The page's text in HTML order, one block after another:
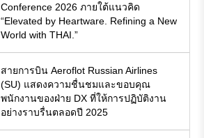
Conference 2026 ภายใต้แนวคิด
“Elevated by Heartware. Refining a New
World with THAI.”
สายการบิน Aeroflot Russian Airlines
(SU) แสดงความชื่นชมและขอบคุณ
พนักงานของฝ่าย DX ที่ให้การปฏิบัติงาน
อย่างราบรื่นตลอดปี 2025